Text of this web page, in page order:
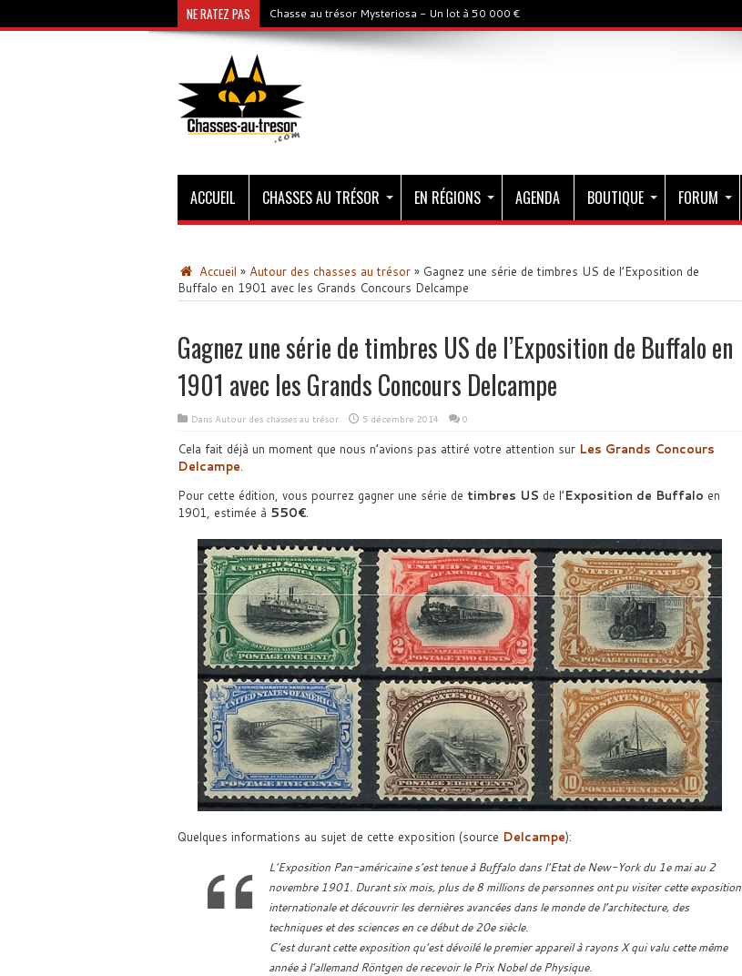
NE RATEZ PAS Chasse au trésor Mysteriosa - Un lot à 50 000 €
ACCUEIL CHASSES AU TRÉSOR EN RÉGIONS AGENDA BOUTIQUE FORUM
Accueil » Autour des chasses au trésor » Gagnez une série de timbres US de l’Exposition de
Buffalo en 1901 avec les Grands Concours Delcampe
Gagnez une série de timbres US de l’Exposition de Buffalo en
1901 avec les Grands Concours Delcampe
Dans Autour des chasses au trésor 5 décembre 2014 0
Cela fait déjà un moment que nous n’avions pas attiré votre attention sur Les Grands Concours
Delcampe.
Pour cette édition, vous pourrez gagner une série de timbres US de l’Exposition de Buffalo en
1901, estimée à 550€.
Quelques informations au sujet de cette exposition (source Delcampe):
L’Exposition Pan-américaine s’est tenue à Buffalo dans l’Etat de New-York du 1e mai au 2
novembre 1901. Durant six mois, plus de 8 millions de personnes ont pu visiter cette exposition
internationale et découvrir les dernières avancées dans le monde de l’architecture, des
techniques et des sciences en ce début de 20e siècle.
C’est durant cette exposition qu’est dévoilé le premier appareil à rayons X qui valu cette même
année à l’allemand Röntgen de recevoir le Prix Nobel de Physique.